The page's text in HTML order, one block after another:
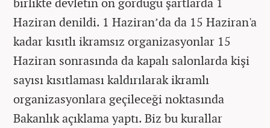
Haziran denildi. 1 Haziran’da da 15 Haziran'a
kadar kısıtlı ikramsız organizasyonlar 15
Haziran sonrasında da kapalı salonlarda kişi
sayısı kısıtlaması kaldırılarak ikramlı
organizasyonlara geçileceği noktasında
Bakanlık açıklama yaptı. Biz bu kurallar